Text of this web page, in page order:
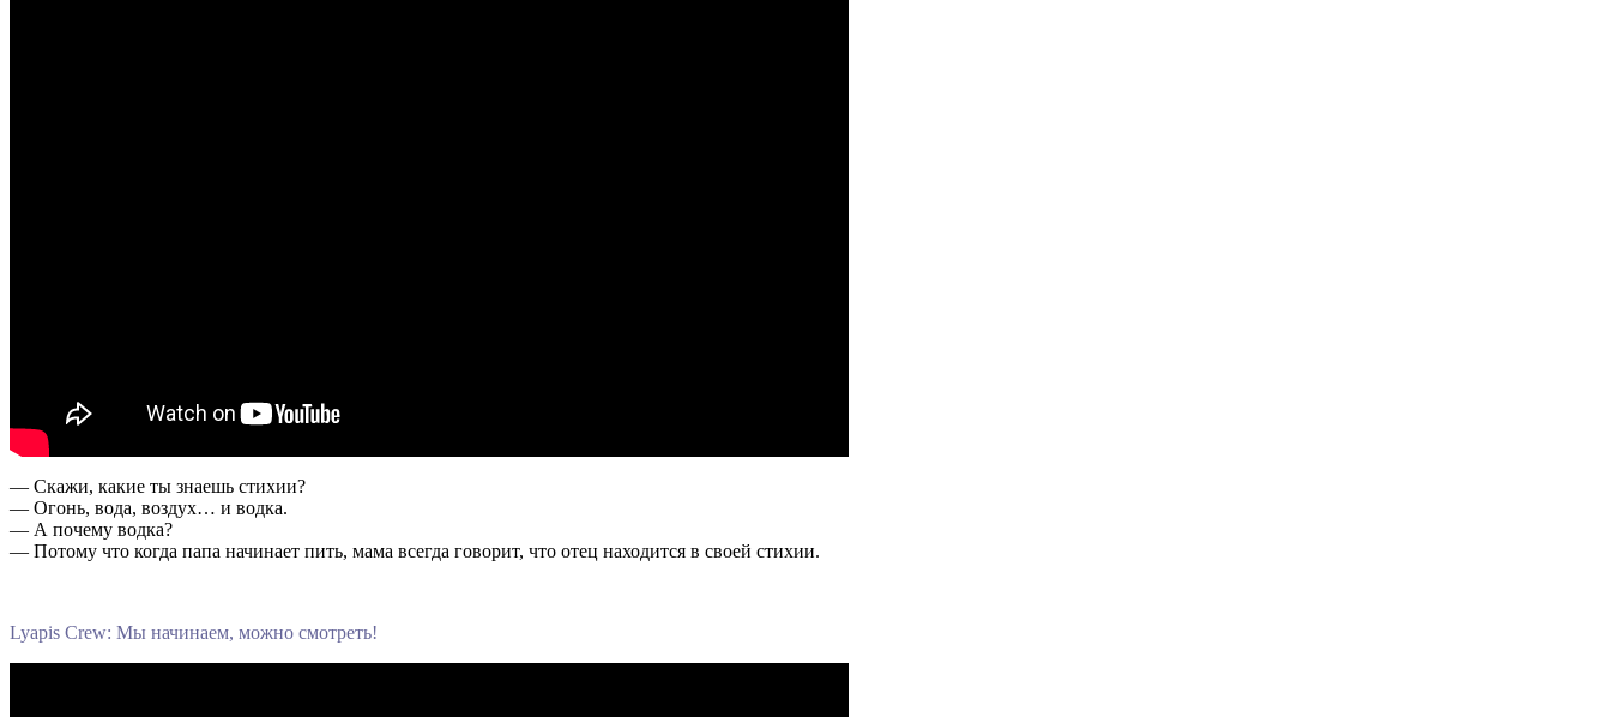
— Скажи, какие ты знаешь стихии?
— Огонь, вода, воздух… и водка.
— А почему водка?
— Потому что когда папа начинает пить, мама всегда говорит, что отец находится в своей стихии.
Lyapis Crew: Мы начинаем, можно смотреть!